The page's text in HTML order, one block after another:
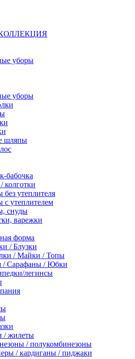
уборы
уборы
шляпы
бабочка
колготки
утеплителя
утеплителем
снуды
варежки
форма
/ Блузки
/ Майки / Топы
/ Сарафаны / Юбки
легинсы
/ жилеты
/ полукомбинезоны
/ кардиганы / пиджаки